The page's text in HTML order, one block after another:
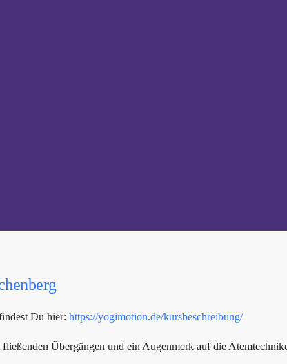
Du hier: https://yogimotion.de/kursbeschreibung/
Übergängen und ein Augenmerk auf die